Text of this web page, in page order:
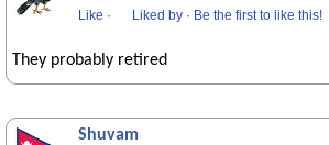
Like · Liked by · Be the first to like this!
They probably retired
Shuvam